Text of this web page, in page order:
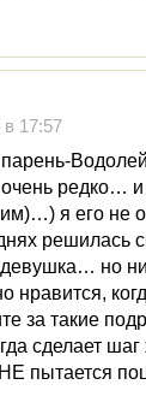
в 17:57
очень редко…
я его не
решилась
девушка… но
нравится,
за такие
сделает
пытается